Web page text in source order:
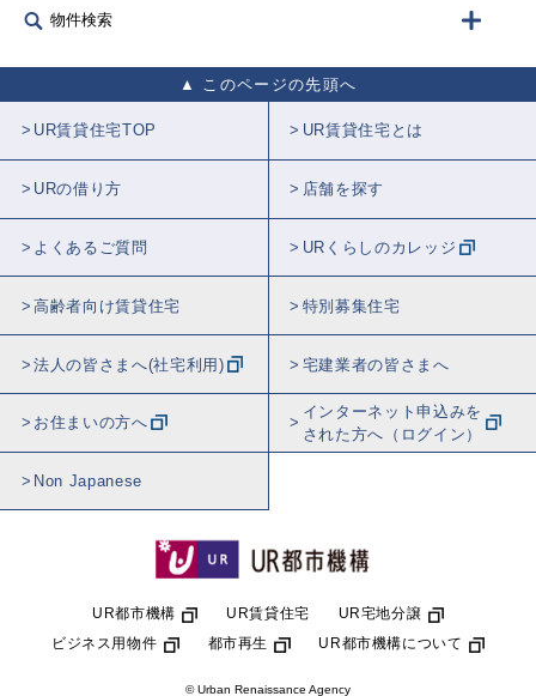
物件検索
このページの先頭へ
UR賃貸住宅TOP UR賃貸住宅とは
URの借り方 店舗を探す
よくあるご質問 URくらしのカレッジ
高齢者向け賃貸住宅 特別募集住宅
法人の皆さまへ(社宅利用) 宅建業者の皆さまへ
お住まいの方へ
インターネット申込みを
された方へ（ログイン）
Non Japanese
UR都市機構 UR賃貸住宅
UR宅地分譲
ビジネス用物件
都市再生 UR都市機構について
© Urban Renaissance Agency